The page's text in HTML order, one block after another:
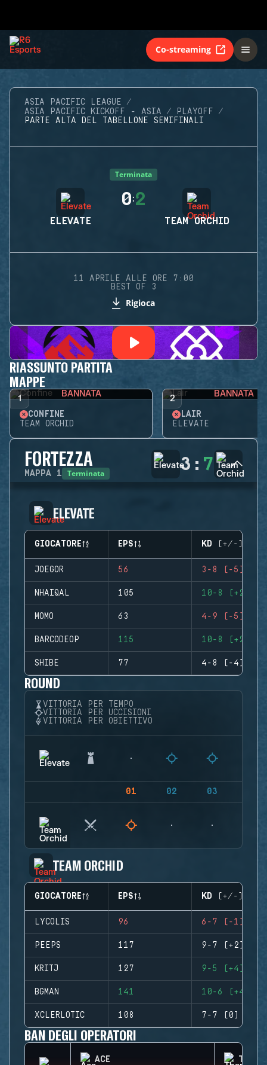
Co-streaming
ASIA PACIFIC LEAGUE
ASIA PACIFIC KICKOFF - ASIA
PLAYOFF
PARTE ALTA DEL TABELLONE SEMIFINALI
Terminata
ELEVATE
0:2
TEAM ORCHID
11 APRILE ALLE ORE 7:00
BEST OF 3
Rigioca
RIASSUNTO PARTITA
MAPPE
1 BANNATA
CONFINE
TEAM ORCHID
2 BANNATA
LAIR
ELEVATE
FORTEZZA
MAPPA 1 Terminata 3 : 7
ELEVATE
GIOCATORE EPS KD (+/-)
JOEGOR 56 3-8 (-5)
NHAIQAL 105 10-8 (+2)
MOMO 63 4-9 (-5)
BARCODEOP 115 10-8 (+2)
SHIBE 77 4-8 (-4)
ROUND
VITTORIA PER TEMPO
VITTORIA PER UCCISIONI
VITTORIA PER OBIETTIVO
01 02 03
TEAM ORCHID
GIOCATORE EPS KD (+/-)
LYCOLIS 96 6-7 (-1)
PEEPS 117 9-7 (+2)
KRITJ 127 9-5 (+4)
BGMAN 141 10-6 (+4)
XCLERLOTIC 108 7-7 (0)
BAN DEGLI OPERATORI
ACE